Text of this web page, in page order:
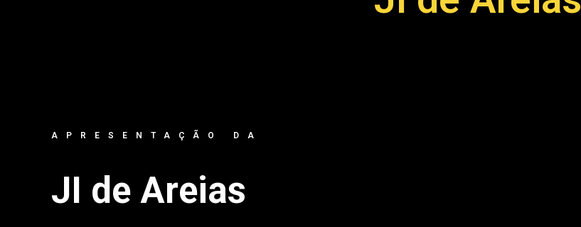
APRESENTAÇÃO DA
JI de Areias